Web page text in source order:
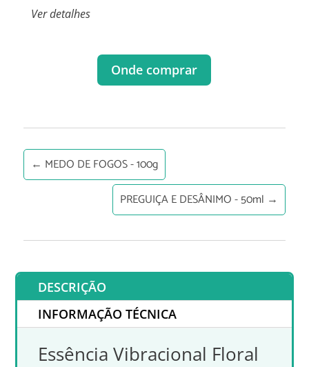
Ver detalhes
Onde comprar
← MEDO DE FOGOS - 100g
PREGUIÇA E DESÂNIMO - 50ml →
DESCRIÇÃO
INFORMAÇÃO TÉCNICA
Essência Vibracional Floral